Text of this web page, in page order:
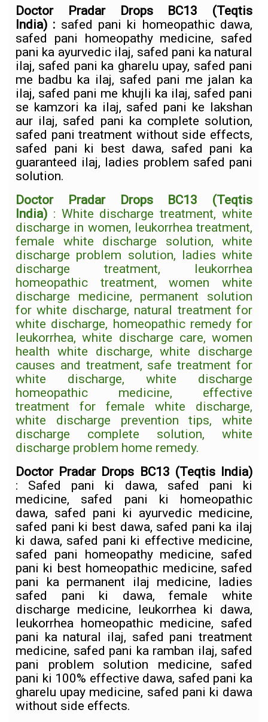
Doctor Pradar Drops BC13 (Teqtis
India) : safed pani ki homeopathic dawa,
safed pani homeopathy medicine, safed
pani ka ayurvedic ilaj, safed pani ka natural
ilaj, safed pani ka gharelu upay, safed pani
me badbu ka ilaj, safed pani me jalan ka
ilaj, safed pani me khujli ka ilaj, safed pani
se kamzori ka ilaj, safed pani ke lakshan
aur ilaj, safed pani ka complete solution,
safed pani treatment without side effects,
safed pani ki best dawa, safed pani ka
guaranteed ilaj, ladies problem safed pani
solution.
Doctor Pradar Drops BC13 (Teqtis
India) : White discharge treatment, white
discharge in women, leukorrhea treatment,
female white discharge solution, white
discharge problem solution, ladies white
discharge treatment, leukorrhea
homeopathic treatment, women white
discharge medicine, permanent solution
for white discharge, natural treatment for
white discharge, homeopathic remedy for
leukorrhea, white discharge care, women
health white discharge, white discharge
causes and treatment, safe treatment for
white discharge, white discharge
homeopathic medicine, effective
treatment for female white discharge,
white discharge prevention tips, white
discharge complete solution, white
discharge problem home remedy.
Doctor Pradar Drops BC13 (Teqtis India)
: Safed pani ki dawa, safed pani ki
medicine, safed pani ki homeopathic
dawa, safed pani ki ayurvedic medicine,
safed pani ki best dawa, safed pani ka ilaj
ki dawa, safed pani ki effective medicine,
safed pani homeopathy medicine, safed
pani ki best homeopathic medicine, safed
pani ka permanent ilaj medicine, ladies
safed pani ki dawa, female white
discharge medicine, leukorrhea ki dawa,
leukorrhea homeopathic medicine, safed
pani ka natural ilaj, safed pani treatment
medicine, safed pani ka ramban ilaj, safed
pani problem solution medicine, safed
pani ki 100% effective dawa, safed pani ka
gharelu upay medicine, safed pani ki dawa
without side effects.